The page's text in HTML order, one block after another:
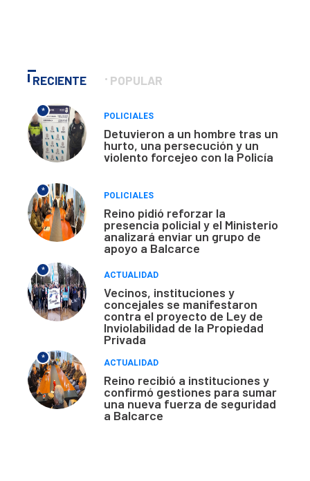
RECIENTE POPULAR
*
POLICIALES
Detuvieron a un hombre tras un
hurto, una persecución y un
violento forcejeo con la Policía
*
POLICIALES
Reino pidió reforzar la
presencia policial y el Ministerio
analizará enviar un grupo de
apoyo a Balcarce
*
ACTUALIDAD
Vecinos, instituciones y
concejales se manifestaron
contra el proyecto de Ley de
Inviolabilidad de la Propiedad
Privada
*
ACTUALIDAD
Reino recibió a instituciones y
confirmó gestiones para sumar
una nueva fuerza de seguridad
a Balcarce